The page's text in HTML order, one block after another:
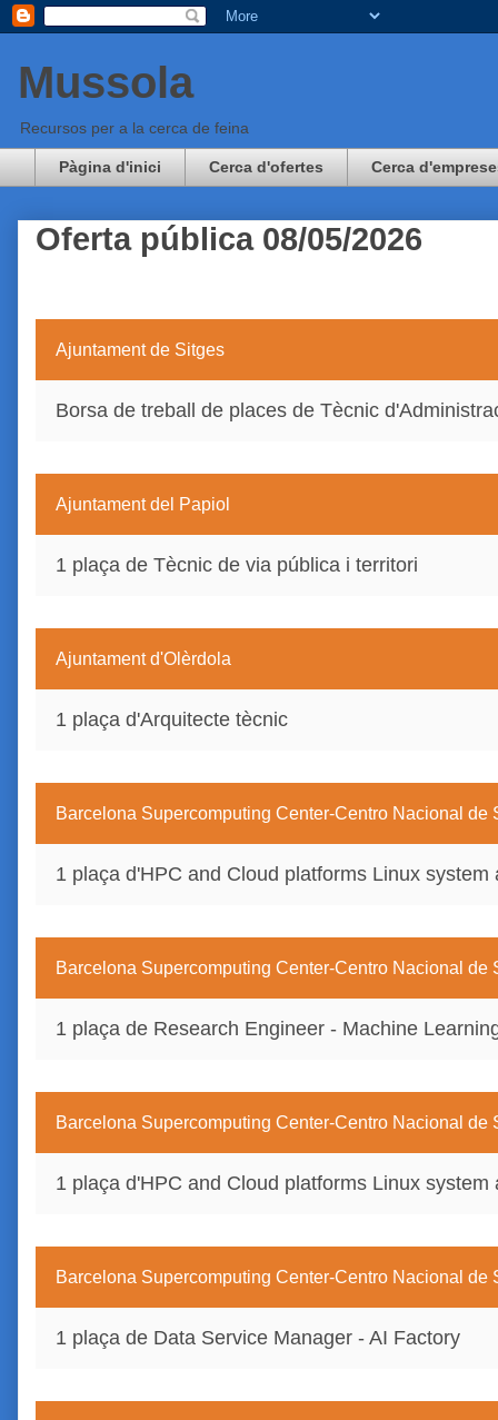
Mussola
Recursos per a la cerca de feina
Pàgina d'inici Cerca d'ofertes Cerca
Oferta pública 08/05/2026
Ajuntament de Sitges
Borsa de treball de places de Tècnic
Ajuntament del Papiol
1 plaça de Tècnic de via pública i territori
Ajuntament d'Olèrdola
1 plaça d'Arquitecte tècnic
Barcelona Supercomputing Center-Centro Nacional de
1 plaça d'HPC and Cloud platforms Linux system
Barcelona Supercomputing Center-Centro Nacional de
1 plaça de Research Engineer - Machine
Barcelona Supercomputing Center-Centro Nacional de
1 plaça d'HPC and Cloud platforms Linux system
Barcelona Supercomputing Center-Centro Nacional de
1 plaça de Data Service Manager - AI Factory